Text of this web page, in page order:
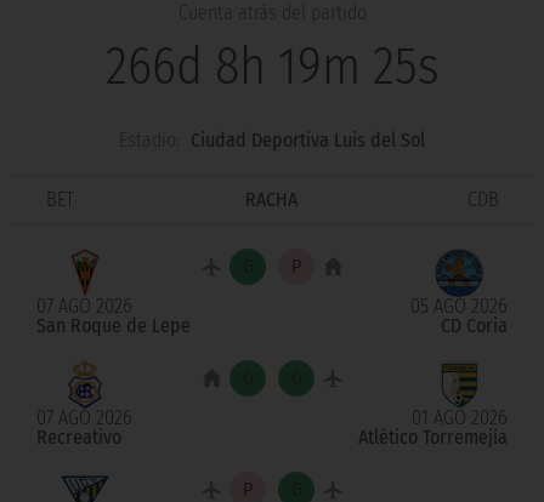
Cuenta atrás del partido
266d 8h 19m 25s
Estadio: Ciudad Deportiva Luis del Sol
BET RACHA CDB
07 AGO 2026
San Roque de Lepe
07 AGO 2026
Recreativo
05 AGO 2026
CD Coria
01 AGO 2026
Atlético Torremejía